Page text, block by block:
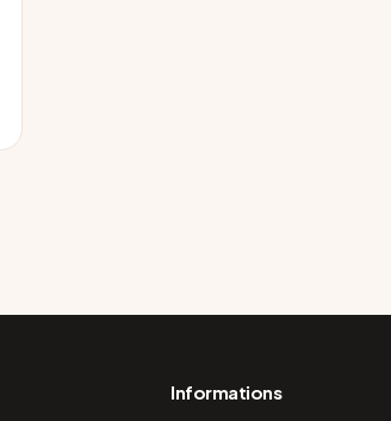
Informations